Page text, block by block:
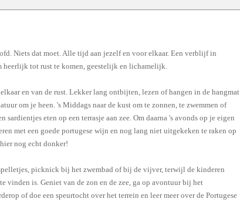
Niets dat moet. Alle tijd aan jezelf en voor elkaar. Een verblijf in
heerlijk tot rust te komen, geestelijk en lichamelijk.
en van de rust. Lekker lang ontbijten, lezen of hangen in de hangmat
om je heen. 's Middags naar de kust om te zonnen, te zwemmen of
sardientjes eten op een terrasje aan zee. Om daarna 's avonds op je eigen
met een goede portugese wijn en nog lang niet uitgekeken te raken op
nog echt donker!
picknick bij het zwembad of bij de vijver, terwijl de kinderen
vinden is. Geniet van de zon en de zee, ga op avontuur bij het
of doe een speurtocht over het terrein en leer meer over de Portugese